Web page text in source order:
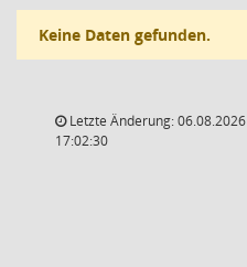
Keine Daten gefunden.
Letzte Änderung: 06.08.2026
17:02:30